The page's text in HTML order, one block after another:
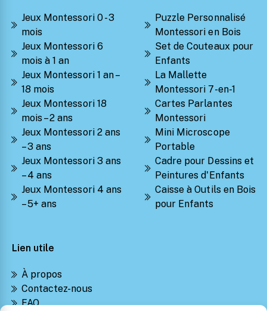
Jeux Montessori 0 - 3
mois
Jeux Montessori 6
mois à 1 an
Jeux Montessori 1 an –
18 mois
Jeux Montessori 18
mois – 2 ans
Jeux Montessori 2 ans
– 3 ans
Jeux Montessori 3 ans
– 4 ans
Jeux Montessori 4 ans
– 5+ ans
Puzzle Personnalisé
Montessori en Bois
Set de Couteaux pour
Enfants
La Mallette
Montessori 7-en-1
Cartes Parlantes
Montessori
Mini Microscope
Portable
Cadre pour Dessins et
Peintures d'Enfants
Caisse à Outils en Bois
pour Enfants
Lien utile
À propos
Contactez-nous
FAQ